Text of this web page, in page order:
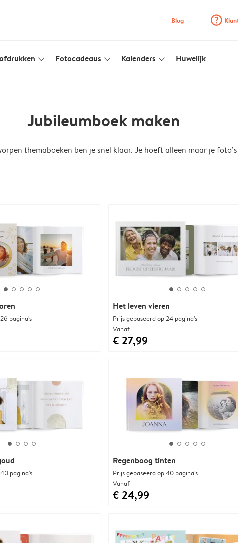
Blog question_mark_circle
slim_arrow_down Fotocadeaus slim_arrow_down Kalenders slim_arrow_down Huwelijk
Jubileumboek maken
themaboeken ben je snel klaar. Je hoeft alleen maar je
pagina's
Het leven vieren
Prijs gebaseerd op 24 pagina's
Vanaf
€ 27,99
Regenboog tinten
Prijs gebaseerd op 40 pagina's
Vanaf
€ 24,99
pagina's